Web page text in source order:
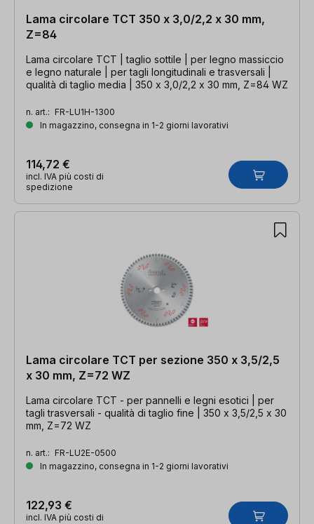
Lama circolare TCT 350 x 3,0/2,2 x 30 mm,
Z=84
Lama circolare TCT | taglio sottile | per legno massiccio
e legno naturale | per tagli longitudinali e trasversali |
qualità di taglio media | 350 x 3,0/2,2 x 30 mm, Z=84 WZ
n. art.: FR-LU1H-1300
In magazzino, consegna in 1-2 giorni lavorativi
114,72 €
incl. IVA più costi di
spedizione
Lama circolare TCT per sezione 350 x 3,5/2,5
x 30 mm, Z=72 WZ
Lama circolare TCT - per pannelli e legni esotici | per
tagli trasversali - qualità di taglio fine | 350 x 3,5/2,5 x 30
mm, Z=72 WZ
n. art.: FR-LU2E-0500
In magazzino, consegna in 1-2 giorni lavorativi
122,93 €
incl. IVA più costi di